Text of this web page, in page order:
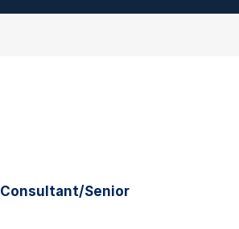
Consultant/Senior